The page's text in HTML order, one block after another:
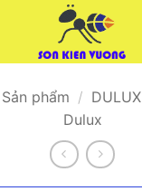
Sản phẩm / DULUX
Dulux